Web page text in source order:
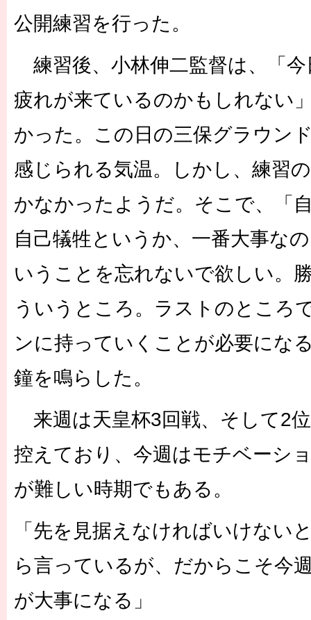
公開練習を行った。
練習後、小林伸二監督は、「
疲れが来ているのかもしれない
かった。この日の三保グラウン
感じられる気温。しかし、練習
かなかったようだ。そこで、「
自己犠牲というか、一番大事な
いうことを忘れないで欲しい。
ういうところ。ラストのところ
ンに持っていくことが必要にな
鐘を鳴らした。
来週は天皇杯3回戦、そして2
控えており、今週はモチベーシ
が難しい時期でもある。
「先を見据えなければいけない
ら言っているが、だからこそ今
が大事になる」